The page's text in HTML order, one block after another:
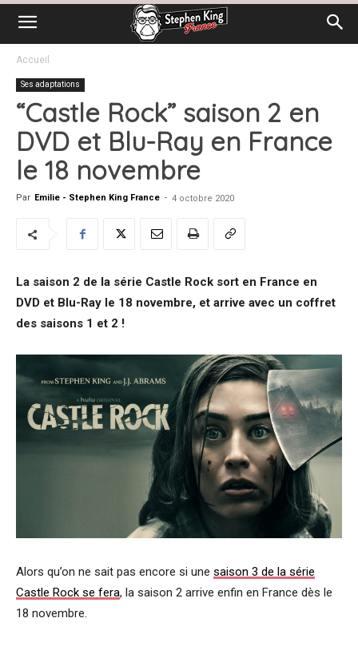
Accueil
Ses adaptations
“Castle Rock” saison 2 en
DVD et Blu-Ray en France
le 18 novembre
Par Emilie - Stephen King France - 4 octobre 2020
La saison 2 de la série Castle Rock sort en France en
DVD et Blu-Ray le 18 novembre, et arrive avec un coffret
des saisons 1 et 2 !
Alors qu’on ne sait pas encore si une saison 3 de la série
Castle Rock se fera, la saison 2 arrive enfin en France dès le
18 novembre.